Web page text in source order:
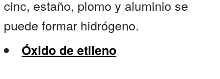
cinc, estaño, plomo y aluminio se
puede formar hidrógeno.
Óxido de etileno